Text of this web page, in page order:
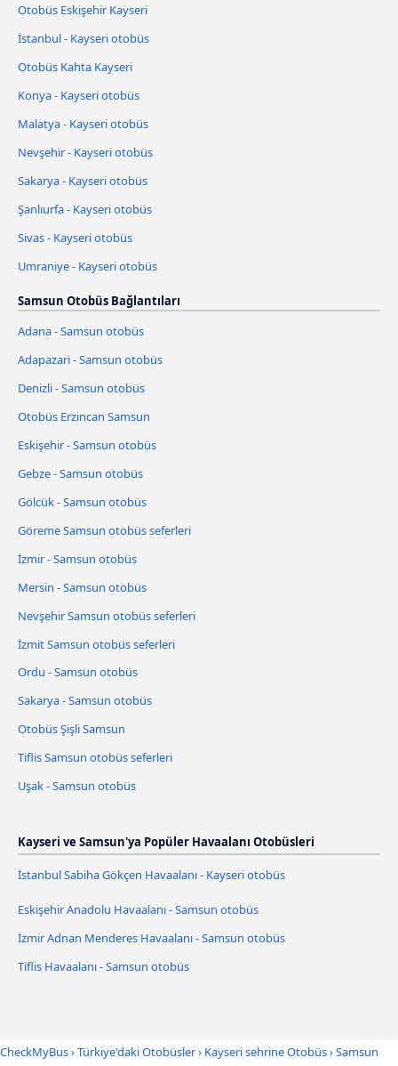
Otobüs Eskişehir Kayseri
İstanbul - Kayseri otobüs
Otobüs Kahta Kayseri
Konya - Kayseri otobüs
Malatya - Kayseri otobüs
Nevşehir - Kayseri otobüs
Sakarya - Kayseri otobüs
Şanlıurfa - Kayseri otobüs
Sivas - Kayseri otobüs
Umraniye - Kayseri otobüs
Samsun Otobüs Bağlantıları
Adana - Samsun otobüs
Adapazari - Samsun otobüs
Denizli - Samsun otobüs
Otobüs Erzincan Samsun
Eskişehir - Samsun otobüs
Gebze - Samsun otobüs
Gölcük - Samsun otobüs
Göreme Samsun otobüs seferleri
İzmir - Samsun otobüs
Mersin - Samsun otobüs
Nevşehir Samsun otobüs seferleri
İzmit Samsun otobüs seferleri
Ordu - Samsun otobüs
Sakarya - Samsun otobüs
Otobüs Şişli Samsun
Tiflis Samsun otobüs seferleri
Uşak - Samsun otobüs
Kayseri ve Samsun'ya Popüler Havaalanı Otobüsleri
İstanbul Sabiha Gökçen Havaalanı - Kayseri otobüs
Eskişehir Anadolu Havaalanı - Samsun otobüs
İzmir Adnan Menderes Havaalanı - Samsun otobüs
Tiflis Havaalanı - Samsun otobüs
CheckMyBus›Türkiye'daki Otobüsler› Kayseri sehrine Otobüs›Samsun